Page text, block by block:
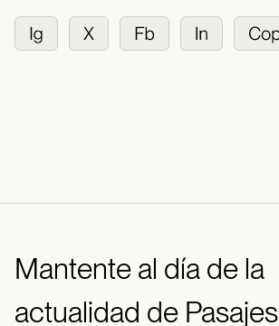
Mantente al día de la
actualidad de Pasajes